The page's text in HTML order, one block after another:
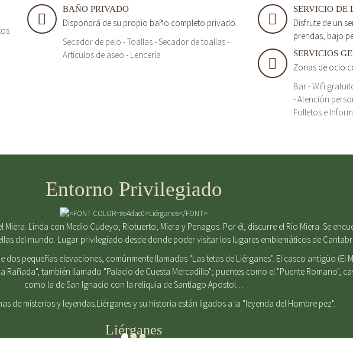
BAÑO PRIVADO
Dispondrá de su propio baño completo privado.
Secador de pelo - Toallas - Secador de toallas -
Artículos de aseo - Lencería
SERVICIO DE
Disfrute de un
prendas, bajo
SERVICIOS
Zonas de ocio
Bar - Wifi
- Atención
Folletos e
Entorno Privilegiado
Linda con Medio Cudeyo, Riotuerto, Miera y Penagos. Por él, discurre el Río Miera. Se
del mundo. Lugar privilegiado desde donde poder visitar los lugares emblemáticos de
pequeñas elevaciones, comúnmente llamadas "Las tetas de Liérganes". El casco antigüo
también llamado "Palacio de Cuesta Mercadillo"; puentes como el "Puente Romano",
como la de San Ignacio con la reliquia de Santiago Apostol…
de misterios y leyendas.Liérganes y su historia están ligados a la "leyenda del Hombre pez".
Liérganes